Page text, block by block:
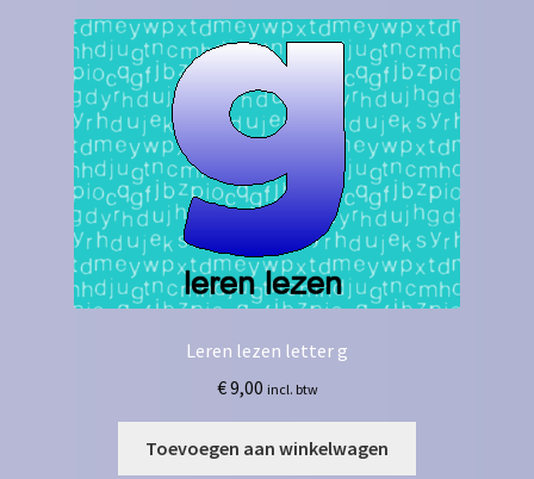
Leren lezen letter g
€9,00 incl. btw
Toevoegen aan winkelwagen